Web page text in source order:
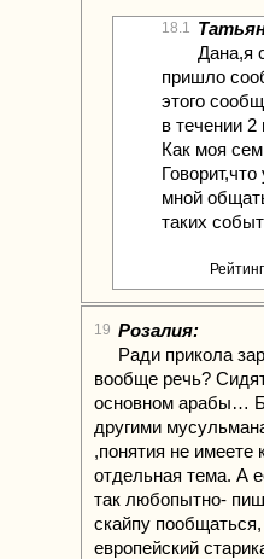
18.1
Дана,я
пришло
этого
в течении
Как моя
мной
таких
19 Розалия:
Ради прикола
вообще речь?
основном арабы…
другими
,понятия не имеете
отдельная тема. А
так любопытно-
скайпу
европейский